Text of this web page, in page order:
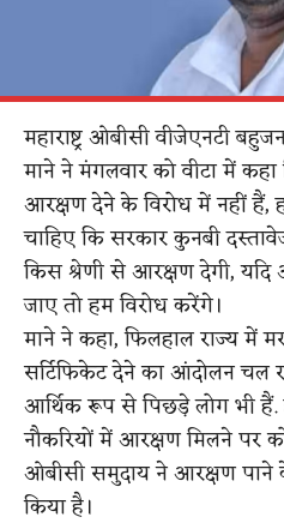
महाराष्ट्र ओबीसी वीजेएनटी
माने ने मंगलवार को वीटा में
आरक्षण देने के विरोध में नहीं हैं,
चाहिए कि सरकार कुनबी
किस श्रेणी से आरक्षण देगी,
जाए तो हम विरोध करेंगे।
माने ने कहा, फिलहाल राज्य में
सर्टिफिकेट देने का आंदोलन चल
आर्थिक रूप से पिछड़े लोग भी
नौकरियों में आरक्षण मिलने पर
ओबीसी समुदाय ने आरक्षण पाने
किया है।